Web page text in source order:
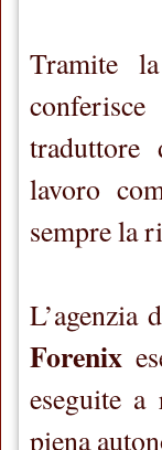
Tramite
traduttore
lavoro
sempre la
L’agenzia
Forenix
eseguite
piena